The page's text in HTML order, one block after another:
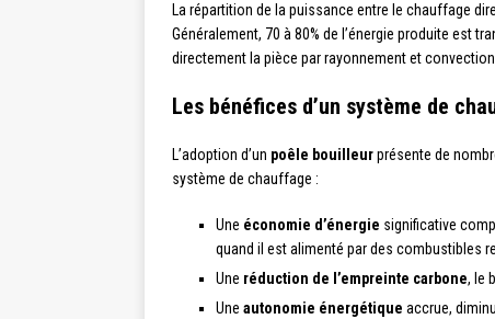
La répartition de la puissance entre le chauffage
Généralement, 70 à 80% de l’énergie produite est
directement la pièce par rayonnement et convection.
Les bénéfices d’un système de
L’adoption d’un poêle bouilleurprésente de
système de chauffage :
Une économie d’énergie significative
quand il est alimenté par des combustibles
Une réduction de l’empreinte carbone, le
Une autonomie énergétique accrue,